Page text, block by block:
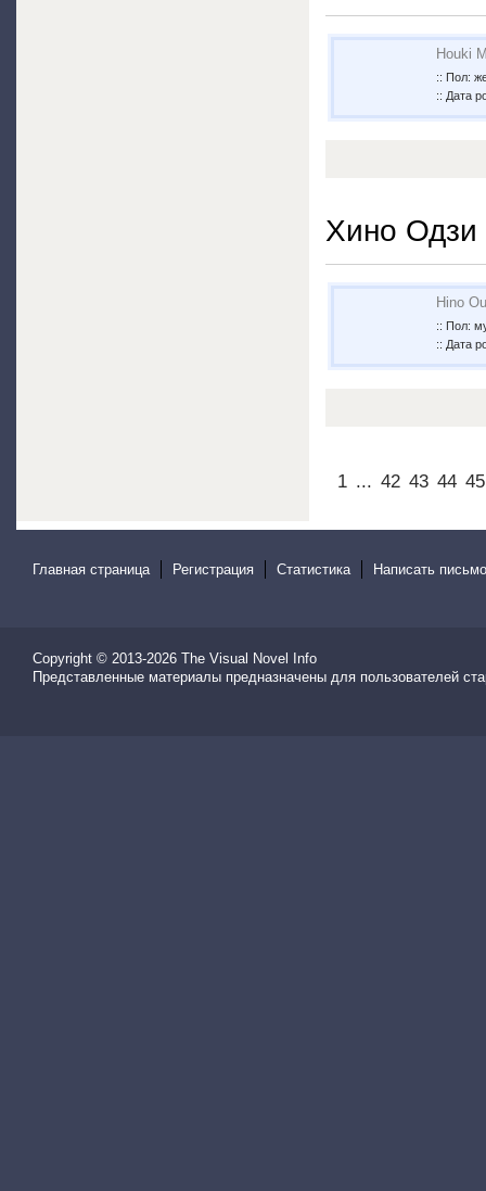
Houki
:: Пол:
:: Дата
Хино Одзи
Hino
:: Пол:
:: Дата
1 ... 42 43 44 45
Главная страница Регистрация Статистика Написать
Copyright © 2013-2026 The Visual Novel Info
Представленные материалы предназначены для пользователей